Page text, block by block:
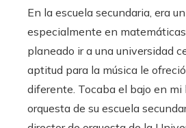
En la escuela secundaria, era
especialmente en
planeado ir a una universidad
aptitud para la música le
diferente. Tocaba el bajo en mi
orquesta de su escuela